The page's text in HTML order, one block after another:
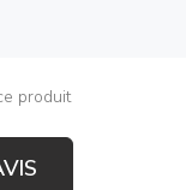
produit